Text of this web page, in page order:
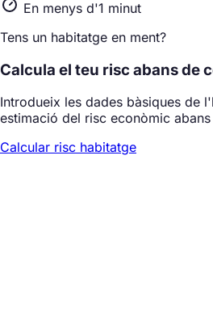
En menys d'1 minut
Tens un habitatge en ment?
Calcula el teu risc abans de
Introdueix les dades bàsiques de
estimació del risc econòmic
Calcular risc habitatge